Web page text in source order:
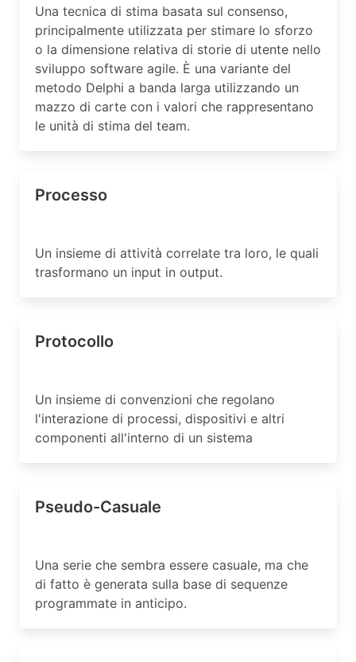
Una tecnica di stima basata sul consenso,
principalmente utilizzata per stimare lo sforzo
o la dimensione relativa di storie di utente nello
sviluppo software agile. È una variante del
metodo Delphi a banda larga utilizzando un
mazzo di carte con i valori che rappresentano
le unità di stima del team.
Processo
Un insieme di attività correlate tra loro, le quali
trasformano un input in output.
Protocollo
Un insieme di convenzioni che regolano
l'interazione di processi, dispositivi e altri
componenti all'interno di un sistema
Pseudo-Casuale
Una serie che sembra essere casuale, ma che
di fatto è generata sulla base di sequenze
programmate in anticipo.